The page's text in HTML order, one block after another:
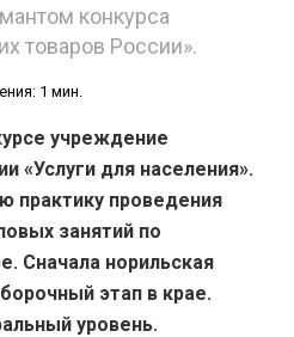
конкурса
товаров России».
1 мин.
учреждение
«Услуги для населения».
практику проведения
занятий по
Сначала норильская
этап в крае.
уровень.